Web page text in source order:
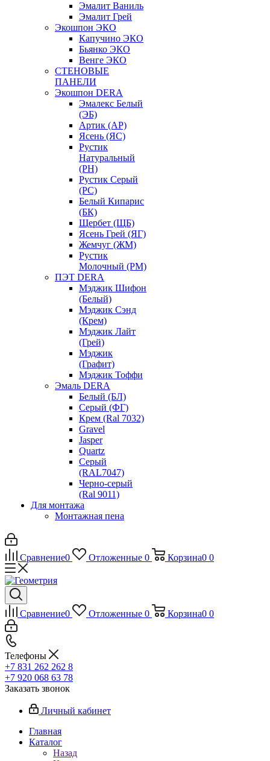
Эмалит Ваниль
Эмалит Грей
Экошпон ЭКО
Капучино ЭКО
Бьянко ЭКО
Венге ЭКО
СТЕНОВЫЕ
ПАНЕЛИ
Экошпон DERA
Эмалекс Белый
(ЭБ)
Артик (АР)
Ясень (ЯС)
Рустик
Натуральный
(РН)
Рустик Серый
(РС)
Белый Кипарис
(БК)
Щербет (ЩБ)
Ясень Грей (ЯГ)
Жемчуг (ЖМ)
Рустик
Молочный (РМ)
ПЭТ DERA
Мэджик Шифон
(Белый)
Мэджик Сэнд
(Крем)
Мэджик Лайт
(Грей)
Мэджик
(Графит)
Мэджик Тоффи
Эмаль DERA
Белый (БЛ)
Серый (ФГ)
Крем (Ral 7032)
Gravel
Jasper
Quartz
Серый
(RAL7047)
Черно-серый
(Ral 9011)
Для монтажа
Монтажная пена
Сравнение0 Отложенные 0 Корзина0 0
Сравнение0 Отложенные 0 Корзина0 0
Телефоны
+7 831 262 262 8
+7 920 068 63 78
Заказать звонок
Личный кабинет
Главная
Каталог
Назад